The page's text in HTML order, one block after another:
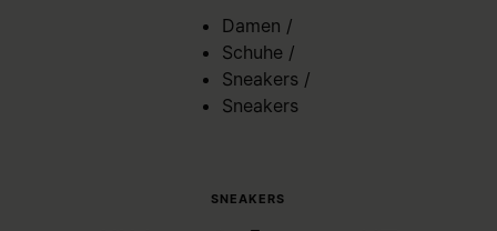
Damen /
Schuhe /
Sneakers /
Sneakers
SNEAKERS